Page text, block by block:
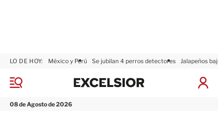
M
n
08 de Agosto de 2026
LO DE HOY: México y Perú Se jubilan 4 perros detectores Jalapeños
I
x